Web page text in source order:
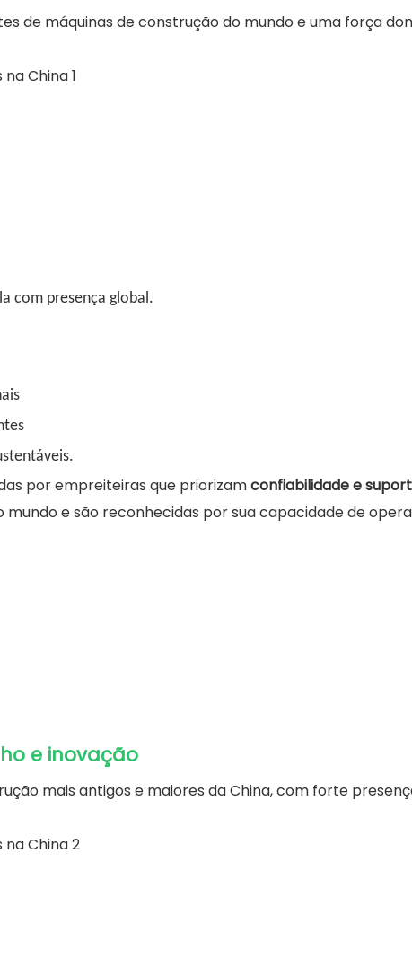
de máquinas de construção do mundo e uma força
com presença global.
por empreiteiras que priorizamconfiabilidade e
mundo e são reconhecidas por sua capacidade de
e inovação
mais antigos e maiores da China, com forte